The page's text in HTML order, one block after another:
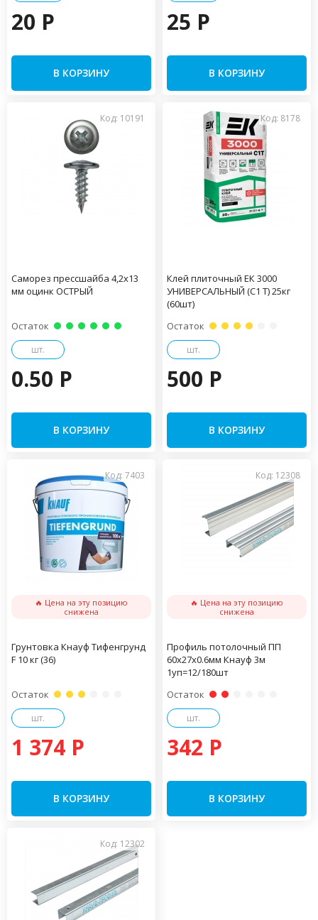
20 P
В КОРЗИНУ
25 P
В КОРЗИНУ
Код: 10191
Саморез прессшайба 4,2х13
мм оцинк ОСТРЫЙ
Остаток
шт.
0.50 P
В КОРЗИНУ
Код: 8178
Клей плиточный ЕК 3000
УНИВЕРСАЛЬНЫЙ (С1 Т) 25кг
(60шт)
Остаток
шт.
500 P
В КОРЗИНУ
Код: 7403
🔥 Цена на эту позицию
снижена
Грунтовка Кнауф Тифенгрунд
F 10 кг (36)
Остаток
шт.
1 374 P
В КОРЗИНУ
Код: 12308
🔥 Цена на эту позицию
снижена
Профиль потолочный ПП
60х27х0.6мм Кнауф 3м
1уп=12/180шт
Остаток
шт.
342 P
В КОРЗИНУ
Код: 12302